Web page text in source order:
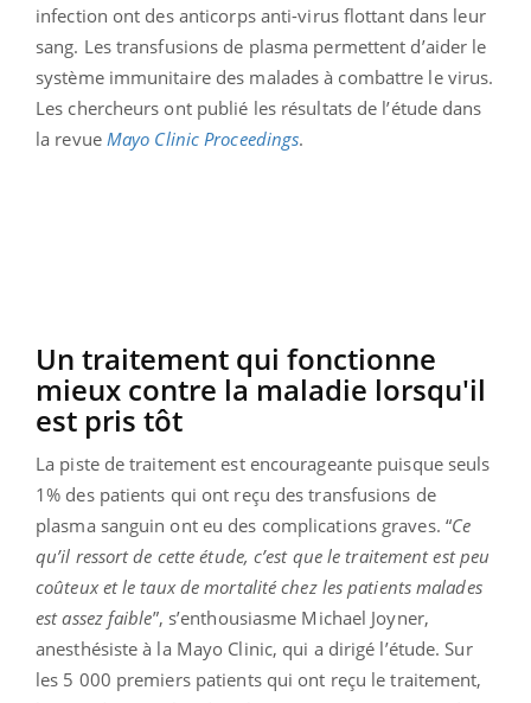
infection ont des anticorps anti-virus flottant dans leur
sang. Les transfusions de plasma permettent d’aider le
système immunitaire des malades à combattre le virus.
Les chercheurs ont publié les résultats de l’étude dans
la revue Mayo Clinic Proceedings.
Un traitement qui fonctionne
mieux contre la maladie lorsqu'il
est pris tôt
La piste de traitement est encourageante puisque seuls
1% des patients qui ont reçu des transfusions de
plasma sanguin ont eu des complications graves. “Ce
qu’il ressort de cette étude, c’est que le traitement est peu
coûteux et le taux de mortalité chez les patients malades
est assez faible”, s’enthousiasme Michael Joyner,
anesthésiste à la Mayo Clinic, qui a dirigé l’étude. Sur
les 5 000 premiers patients qui ont reçu le traitement,